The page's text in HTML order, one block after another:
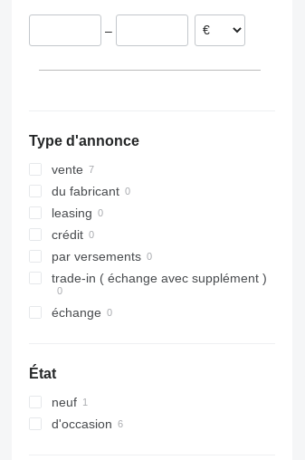
–
Type d'annonce
vente
du fabricant
leasing
crédit
par versements
trade-in ( échange avec supplément )
échange
État
neuf
d'occasion